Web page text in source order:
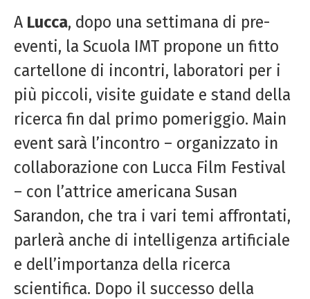
A Lucca, dopo una settimana di pre-
eventi, la Scuola IMT propone un fitto
cartellone di incontri, laboratori per i
più piccoli, visite guidate e stand della
ricerca fin dal primo pomeriggio. Main
event sarà l’incontro – organizzato in
collaborazione con Lucca Film Festival
– con l’attrice americana Susan
Sarandon, che tra i vari temi affrontati,
parlerà anche di intelligenza artificiale
e dell’importanza della ricerca
scientifica. Dopo il successo della